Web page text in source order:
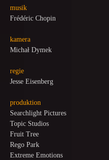
musik
Frédéric Chopin
kamera
Michał Dymek
regie
Jesse Eisenberg
produktion
Searchlight Pictures
Topic Studios
Fruit Tree
Rego Park
Extreme Emotions